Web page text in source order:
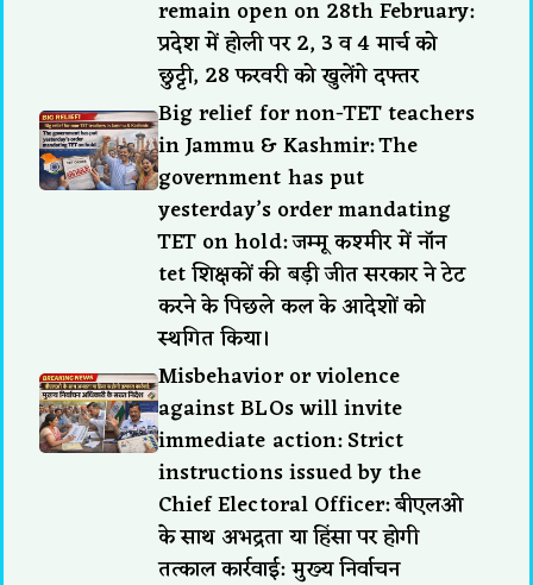
remain open on 28th February:
प्रदेश में होली पर 2, 3 व 4 मार्च को
छुट्टी, 28 फरवरी को खुलेंगे दफ्तर
Big relief for non-TET teachers
in Jammu & Kashmir: The
government has put
yesterday’s order mandating
TET on hold: जम्मू कश्मीर में नॉन
tet शिक्षकों की बड़ी जीत सरकार ने टेट
करने के पिछले कल के आदेशों को
स्थगित किया।
Misbehavior or violence
against BLOs will invite
immediate action: Strict
instructions issued by the
Chief Electoral Officer: बीएलओ
के साथ अभद्रता या हिंसा पर होगी
तत्काल कार्रवाई: मुख्य निर्वाचन